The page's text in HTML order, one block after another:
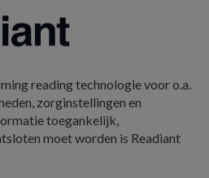
reading technologie voor o.a.
zorginstellingen en
toegankelijk,
moet worden is Readiant